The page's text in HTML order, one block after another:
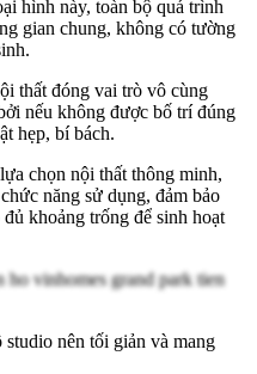
hình này, toàn bộ quá trình
gian chung, không có tường
thất đóng vai trò vô cùng
nếu không được bố trí đúng
hẹp, bí bách.
chọn nội thất thông minh,
năng sử dụng, đảm bảo
khoảng trống để sinh hoạt
nên tối giản và mang